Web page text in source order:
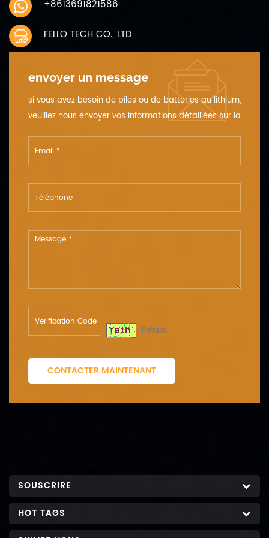
+8613691821586
FELLO TECH CO., LTD
envoyer un message
si vous avez besoin de piles ou de batteries au lithium,
veuillez nous envoyer vos informations détaillées sur la
Refresh
CONTACTER MAINTENANT
SOUSCRIRE
HOT TAGS